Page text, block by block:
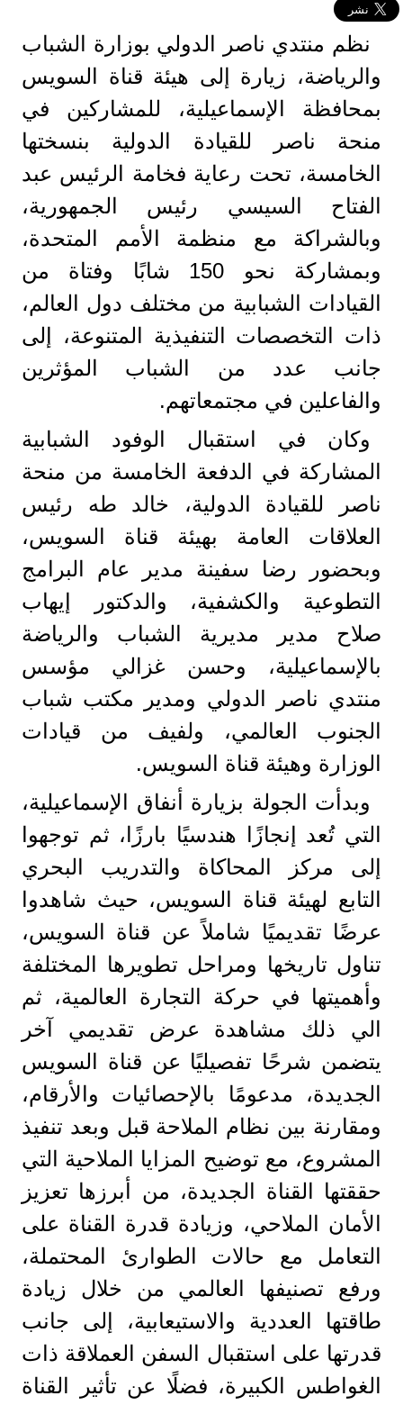
نظم منتدي ناصر الدولي بوزارة الشباب
والرياضة، زيارة إلى هيئة قناة السويس
بمحافظة الإسماعيلية، للمشاركين في
منحة ناصر للقيادة الدولية بنسختها
الخامسة، تحت رعاية فخامة الرئيس عبد
الفتاح السيسي رئيس الجمهورية،
وبالشراكة مع منظمة الأمم المتحدة،
وبمشاركة نحو 150 شابًا وفتاة من
القيادات الشبابية من مختلف دول العالم،
ذات التخصصات التنفيذية المتنوعة، إلى
جانب عدد من الشباب المؤثرين
والفاعلين في مجتمعاتهم.
وكان في استقبال الوفود الشبابية
المشاركة في الدفعة الخامسة من منحة
ناصر للقيادة الدولية، خالد طه رئيس
العلاقات العامة بهيئة قناة السويس،
وبحضور رضا سفينة مدير عام البرامج
التطوعية والكشفية، والدكتور إيهاب
صلاح مدير مديرية الشباب والرياضة
بالإسماعيلية، وحسن غزالي مؤسس
منتدي ناصر الدولي ومدير مكتب شباب
الجنوب العالمي، ولفيف من قيادات
الوزارة وهيئة قناة السويس.
وبدأت الجولة بزيارة أنفاق الإسماعيلية،
التي تُعد إنجازًا هندسيًا بارزًا، ثم توجهوا
إلى مركز المحاكاة والتدريب البحري
التابع لهيئة قناة السويس، حيث شاهدوا
عرضًا تقديميًا شاملاً عن قناة السويس،
تناول تاريخها ومراحل تطويرها المختلفة
وأهميتها في حركة التجارة العالمية، ثم
الي ذلك مشاهدة عرض تقديمي آخر
يتضمن شرحًا تفصيليًا عن قناة السويس
الجديدة، مدعومًا بالإحصائيات والأرقام،
ومقارنة بين نظام الملاحة قبل وبعد تنفيذ
المشروع، مع توضيح المزايا الملاحية التي
حققتها القناة الجديدة، من أبرزها تعزيز
الأمان الملاحي، وزيادة قدرة القناة على
التعامل مع حالات الطوارئ المحتملة،
ورفع تصنيفها العالمي من خلال زيادة
طاقتها العددية والاستيعابية، إلى جانب
قدرتها على استقبال السفن العملاقة ذات
الغواطس الكبيرة، فضلًا عن تأثير القناة